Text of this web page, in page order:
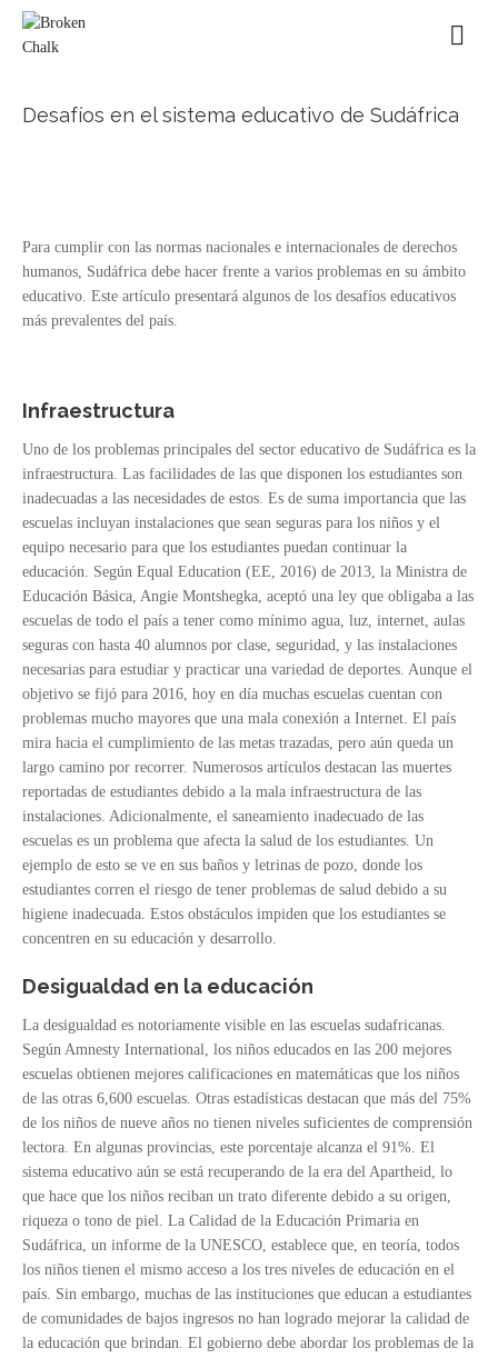
Desafíos en el sistema educativo de Sudáfrica
Para cumplir con las normas nacionales e internacionales de derechos
humanos, Sudáfrica debe hacer frente a varios problemas en su ámbito
educativo. Este artículo presentará algunos de los desafíos educativos
más prevalentes del país.
Infraestructura
Uno de los problemas principales del sector educativo de Sudáfrica es la
infraestructura. Las facilidades de las que disponen los estudiantes son
inadecuadas a las necesidades de estos. Es de suma importancia que las
escuelas incluyan instalaciones que sean seguras para los niños y el
equipo necesario para que los estudiantes puedan continuar la
educación. Según Equal Education (EE, 2016) de 2013, la Ministra de
Educación Básica, Angie Montshegka, aceptó una ley que obligaba a las
escuelas de todo el país a tener como mínimo agua, luz, internet, aulas
seguras con hasta 40 alumnos por clase, seguridad, y las instalaciones
necesarias para estudiar y practicar una variedad de deportes. Aunque el
objetivo se fijó para 2016, hoy en día muchas escuelas cuentan con
problemas mucho mayores que una mala conexión a Internet. El país
mira hacia el cumplimiento de las metas trazadas, pero aún queda un
largo camino por recorrer. Numerosos artículos destacan las muertes
reportadas de estudiantes debido a la mala infraestructura de las
instalaciones. Adicionalmente, el saneamiento inadecuado de las
escuelas es un problema que afecta la salud de los estudiantes. Un
ejemplo de esto se ve en sus baños y letrinas de pozo, donde los
estudiantes corren el riesgo de tener problemas de salud debido a su
higiene inadecuada. Estos obstáculos impiden que los estudiantes se
concentren en su educación y desarrollo.
Desigualdad en la educación
La desigualdad es notoriamente visible en las escuelas sudafricanas.
Según Amnesty International, los niños educados en las 200 mejores
escuelas obtienen mejores calificaciones en matemáticas que los niños
de las otras 6,600 escuelas. Otras estadísticas destacan que más del 75%
de los niños de nueve años no tienen niveles suficientes de comprensión
lectora. En algunas provincias, este porcentaje alcanza el 91%. El
sistema educativo aún se está recuperando de la era del Apartheid, lo
que hace que los niños reciban un trato diferente debido a su origen,
riqueza o tono de piel. La Calidad de la Educación Primaria en
Sudáfrica, un informe de la UNESCO, establece que, en teoría, todos
los niños tienen el mismo acceso a los tres niveles de educación en el
país. Sin embargo, muchas de las instituciones que educan a estudiantes
de comunidades de bajos ingresos no han logrado mejorar la calidad de
la educación que brindan. El gobierno debe abordar los problemas de la